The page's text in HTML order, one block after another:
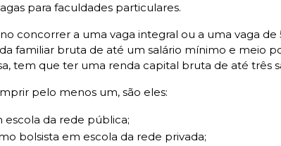
para faculdades particulares.
concorrer a uma vaga integral ou a uma vaga de
familiar bruta de até um salário mínimo e meio
tem que ter uma renda capital bruta de até três
pelo menos um, são eles:
da rede pública;
bolsista em escola da rede privada;